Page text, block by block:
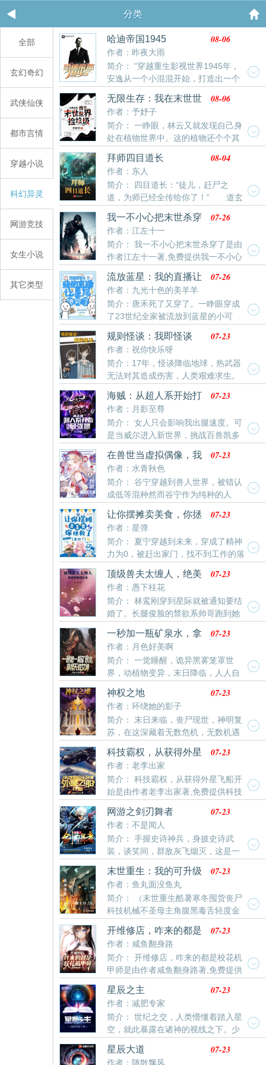
分类
全部
玄幻奇幻
武侠仙侠
都市言情
穿越小说
科幻异灵
网游竞技
女生小说
其它类型
哈迪帝国1945
作者：昨夜大雨
08-06
简介： "穿越重生影视世界1945年，
安逸从一个小混混开始，打造出一个
属于自己的帝国。 他是声名赫赫的地下王者，一手缔造
拉斯维加斯赌城。 开创私人监狱产业，没有一个犯罪分
子敢招惹他，因为终有一天你会落在他手里，他可以送
你上天堂，也可以让你下地狱。 哈迪雇佣兵团拥有堪比
一国的战斗力，安逸用它来保护遍布全球的产业。 没人
知道他拥有多少财富，因为全球最赚钱的产业，都有哈
迪集团的身影。注：本书没有女主，只有女人。
无限生存：我在末世世
界捡垃圾
作者：予妤子
08-06
简介： 一睁眼，林云又就发现自己身
处在植物世界中。这的植物还个个其
大无比，和以往见过的完全不同。以前的葡萄又大又
甜，现在的葡萄：想吃我？炸不死你！不仅如此，还有
各种各样的变异动物在这巨大的植物世界中到处乱跑。
以前的猫咪可可爱爱，现在的猫咪：人，泥嚎，你可以
靠在咪宽阔的胸膛上。林云又逼着自己飞快的适应了现
在的变化，并化身囤囤鼠，在各个世界中到处乱窜捡垃
圾(划掉)囤货。变异动植物、丧尸暴雨、极夜、以及各
种各样
拜师四目道长
作者：东人
08-04
简介： 四目道长：“徒儿，赶尸之
道，为师已经全传给你了！” 道玄
真人：“君明，最近魔教在南方蠢蠢欲动，你下山一趟，
查明情况。” 齐漱溟：“徐君明，我蜀山与你势不两
立！” 孙悟空：“大哥，王母娘娘的寝宫咱们还是不
要去了，要是万一撞见…！” 《僵尸叔叔》、《诛
仙》、《蜀山剑侠传》、《西游记》、《封神榜》，错
过‘九叔’，错过‘大竹峰’，没拿到主角模板的徐君明流浪
在诸天世界！
我一不小心把末世杀穿
了
作者：江左十一
07-26
简介： 我一不小心把末世杀穿了是由
作者江左十一著,免费提供我一不小心
把末世杀穿了最新清爽干净的文字章节在线阅读。
流放蓝星：我的直播让
星际馋哭了
作者：九光十色的美羊羊
07-26
简介：唐禾死了又穿了。一睁眼穿成
了23世纪全家被流放到蓝星的小可
怜。原主一家五口，路上走丢两，剩下三个，一个病，
一个小，一个弱，家徒四壁，穷困潦倒…唐禾拖着一格
电的身体被迫从头开始，双眼一睁就是干！杀人渣，赚
晶石，摘果子，开直播，搬家，收集物资，种田，抢空
投，生活充实又忙碌。而这23世纪的蓝星母亲，异变人
异变生物异变植物，轮番出场，叫人眼花缭乱…——原
本23世纪的联邦人民过着平平无奇的牛马生活。直到有
一
规则怪谈：我即怪谈
作者：祝你快乐呀
07-23
简介：17年，怪谈降临地球，热武器
无法对其造成伤害，人类艰难求生。
规则怪谈成为地球人类的一把救命稻草。全球数万天选
者，胜则现实怪谈消散，败则规则怪谈降临。这是人类
与怪谈的战争。陈韶，一名饱受骨癌折磨的患者，成为
了第三轮次的天选者。——————————————
一句话简介：男主在拯救人类的过程中逐渐变为怪谈的
故事基本设定：1.人类无法从物理层面对抗诡异，所以
除非规则允许，不然不可能出现人类爆锤诡异的场景。
2
海贼：从超人系开始打
造最强团
作者：月影至尊
07-23
简介： 女人只会影响我出腿速度。可
是当威尔进入新世界，挑战百兽凯多
的时候。披着战衣跑的飞快，别问他为什么跑。全是战
衣惹的祸，他就是想试试，从山治那里抢来的这战衣的
隐形能力。真的...他真的只想试试刚到手的战衣，他可
以对天发四。结果...大和：“前面那个无耻之徒给我站
住....雷鸣八卦。”凯多看着鸡飞狗跳的两人，摸了摸下
巴，暗道：“要不我也学一把玲玲那个老太婆？来个联姻
什么的？”威尔：“唉唉...你想什么呢！我可是来击败
你，好登上四皇之位的。”大和停住了脚步：“这样的
吗？要不我们合作吧！我也想打飞他很久了。”威
尔：“....”你可真是个大孝女啊！！！百兽凯多：“.....”果
然这个女儿还没有揍够。
在兽世当虚拟偶像，我
被五族雄竞
作者：水青秋色
07-23
简介： 谷宁穿越到兽人世界，被错认
成低等混种然而谷宁作为纯种的人
类，既没有混种强壮耐造的体质，也不像兽人雌性能得
到保护为了不被饿死和当成混种卖掉，谷宁只能在网上
找活干——某天，一个虚拟角色博主在网络上迅速爆火
这个博主发布的每个视频，都是同一个兽雌，但是她们
的种族却不同兽人族群观念严重，对于这种建模不换脸
的行为很是愤怒，骂声一片然而这个建模实在是太好看
了，兽人们忍不住边骂边看，追的飞起：熊族：“博主能
不能多
让你摆摊卖美食，你拯
救了星际？
作者：星弹
07-23
简介： 夏宁穿越到未来，穿成了精神
力为0，被赶出家门，找不到工作的落
魄真千金。好在她绑定了个随机摆摊美食系统，完成任
务，就能提升精神力。就是星际食材种类少，好些任务
菜单还需要她自己种植食材，这真是为难她胖虎。结果
精神力躁乱症患者吃了她做的炒饭，病好了。猴族吃了
她做的香蕉船，精神力升级了。熊猫族吃了她做的泡椒
竹笋，精神域扩展了。精神力为0的人吃了她做的变态
辣鸡翅，告别了残疾。弹弹星系因此全员战斗力提升，
在下
顶级兽夫太缠人，绝美
娇雌想出逃
作者：愚下桂花
07-23
简介： 林鸾刚穿到星际就被通知要结
婚了。长腿俊脸的禁欲系帅哥跑到她
家说，是她的正夫。齐夜盏一本正经的样子，林鸾以为
系统给她送了个新上司。第二天发现原来是只每天都在
求亲亲抱抱举高高的粘人大猫咪。婚假还没有开始休，
林鸾就被通知回去上班，上班的第一天遇到了一只被蹂
躏得可怜巴巴的小鸟，林鸾出于职业操守，认真尽责的
替他梳理精神力，凤
一秒加一瓶矿泉水，拿
捏无数女神
作者：月色好美啊
07-23
简介： 一觉睡醒，诡异黑雾笼罩世
界，动植物变异，末日降临，人人自
危！沈弈绑定无限物资系统，一秒一瓶矿泉水，并且可
以无限制增加！一秒一瓶矿泉水，一天八万多瓶，根本
喝不完！而且，只要收留符合标准的幸存者，就能解锁
新的物资，并且无限叠加！解锁矿泉水，饮料，自热火
锅，牛肉，羊肉，大米，白面……异能果实，手枪，步
枪，冲锋枪，坦克，飞
神权之地
作者：环绕她的影子
07-23
简介： 末日来临，丧尸现世，神明复
苏，在这深藏着无数危机，无数机遇
的情况下。每个人都会有自己不同的道路，每个人都会
有自己不同的想法。这是一个多人视角的故事，在这
里，人人皆是主角，在这里经常写的人，并不是你们想
的，是完完全全的好人，在这篇小说里面，有些时候，
那些强大异能者，也是自私的，也是无情和冷漠的，也
是充满人性趣味的。（不是爽文）
科技霸权，从获得外星
飞船开始
作者：老李出家
07-23
简介： 科技霸权，从获得外星飞船开
始是由作者老李出家著,免费提供科技
霸权，从获得外星飞船开始最新清爽干净的文字章节在
线阅读。
网游之剑刃舞者
作者：不是闻人
07-23
简介： 手握史诗神兵，身披史诗武
装，谈笑间，群敌灰飞烟灭，这是一
部热血沸腾的战斗物语……当然不是，其实只是个讲述
一个不断推倒萌妹子的男人一路开挂的故事——主角光
环万岁！
末世重生：我的可升级
堡垒房车
作者：鱼丸面没鱼丸
07-23
简介： （末世重生酷暑寒冬囤货丧尸
科技机械不圣母主角腹黑毒舌轻度金
手指）太阳耀斑的异常，酷暑，极寒，病毒。直接摧毁
了人类建立的文明和秩序。一颗高等文明的科技球，带
着李凡的记忆重回到了大学时期的李凡身上。重生一
世，李凡是否能真正的活出自我，拭目以待。
开维修店，咋来的都是
校花机甲师
作者：咸鱼翻身路
07-23
简介： 开维修店，咋来的都是校花机
甲师是由作者咸鱼翻身路著,免费提供
开维修店，咋来的都是校花机甲师最新清爽干净的文字
章节在线阅读。星辰之主
作者：减肥专家
07-23
简介： 世纪之交，人类懵懂着踏入星
空，就此暴露在诸神的视线之下。少
年罗南背负着祖父的罪孽，走出实验室，且看他：高举
燃烧的笔记，脚踏诸神的尸骨；书写万物的格式，增删
星辰大道
作者：随散飘风
07-23